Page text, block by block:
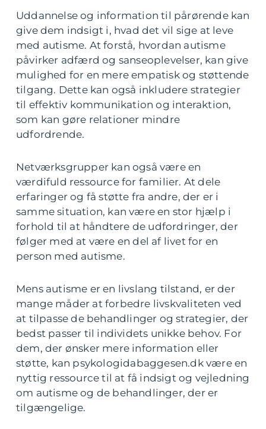
Uddannelse og information til pårørende kan
give dem indsigt i, hvad det vil sige at leve
med autisme. At forstå, hvordan autisme
påvirker adfærd og sanseoplevelser, kan give
mulighed for en mere empatisk og støttende
tilgang. Dette kan også inkludere strategier
til effektiv kommunikation og interaktion,
som kan gøre relationer mindre
udfordrende.
Netværksgrupper kan også være en
værdifuld ressource for familier. At dele
erfaringer og få støtte fra andre, der er i
samme situation, kan være en stor hjælp i
forhold til at håndtere de udfordringer, der
følger med at være en del af livet for en
person med autisme.
Mens autisme er en livslang tilstand, er der
mange måder at forbedre livskvaliteten ved
at tilpasse de behandlinger og strategier, der
bedst passer til individets unikke behov. For
dem, der ønsker mere information eller
støtte, kan psykologidabaggesen.dkvære en
nyttig ressource til at få indsigt og vejledning
om autisme og de behandlinger, der er
tilgængelige.